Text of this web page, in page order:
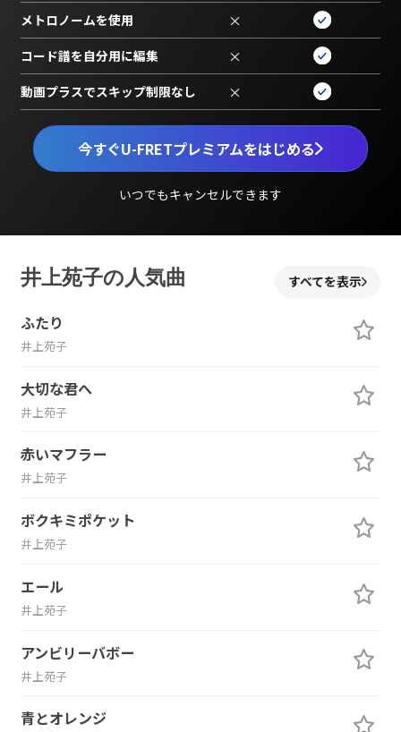
今すぐU-FRETプレミアムをはじめる
いつでもキャンセルできます
メトロノームを使用 ×
コード譜を自分用に編集 ×
動画プラスでスキップ制限なし ×
井上苑子の人気曲 すべてを表示
ふたり
井上苑子
大切な君へ
井上苑子
赤いマフラー
井上苑子
ボクキミポケット
井上苑子
エール
井上苑子
アンビリーバボー
井上苑子
青とオレンジ